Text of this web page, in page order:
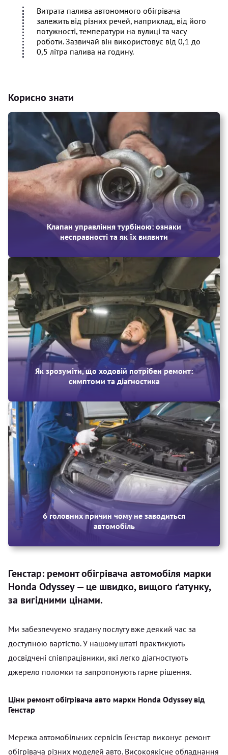
Витрата палива автономного обігрівача
залежить від різних речей, наприклад, від його
потужності, температури на вулиці та часу
роботи. Зазвичай він використовує від 0,1 до
0,5 літра палива на годину.
Корисно знати
Клапан управління турбіною: ознаки
несправності та як їх виявити
Як зрозуміти, що ходовій потрібен ремонт:
симптоми та діагностика
6 головних причин чому не заводиться
автомобіль
Генстар: ремонт обігрівача автомобіля марки
Honda Odyssey — це швидко, вищого ґатунку,
за вигідними цінами.
Ми забезпечуємо згадану послугу вже деякий час за
доступною вартістю. У нашому штаті практикують
досвідчені співпрацівники, які легко діагностують
джерело поломки та запропонують гарне рішення.
Ціни ремонт обігрівача авто марки Honda Odyssey від
Генстар
Мережа автомобільних сервісів Генстар виконує ремонт
обігрівача різних моделей авто. Високоякісне обладнання